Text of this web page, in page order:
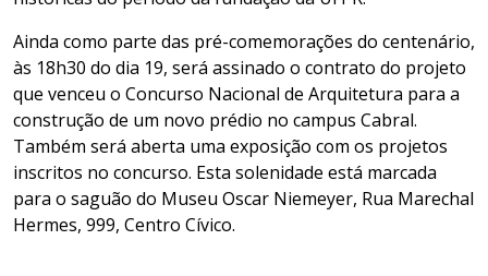
Ainda como parte das pré-comemorações do centenário,
às 18h30 do dia 19, será assinado o contrato do projeto
que venceu o Concurso Nacional de Arquitetura para a
construção de um novo prédio no campus Cabral.
Também será aberta uma exposição com os projetos
inscritos no concurso. Esta solenidade está marcada
para o saguão do Museu Oscar Niemeyer, Rua Marechal
Hermes, 999, Centro Cívico.